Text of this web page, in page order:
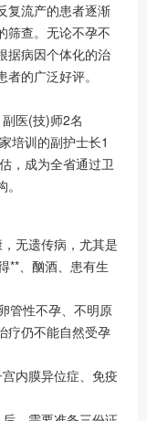
复流产的患者逐渐
筛查。无论不孕不
据病因个体化的治
的广泛好评。
医(技)师2名
培训的副护士长1
，成为全省通过卫
无遗传病，尤其是
**、酗酒、患有生
管性不孕、不明原
疗仍不能自然受孕
内膜异位症、免疫